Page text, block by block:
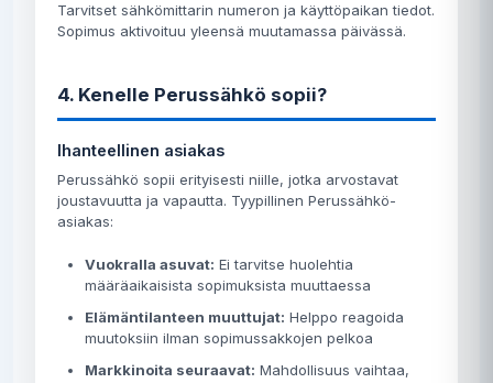
Tarvitset sähkömittarin numeron ja käyttöpaikan tiedot.
Sopimus aktivoituu yleensä muutamassa päivässä.
4. Kenelle Perussähkö sopii?
Ihanteellinen asiakas
Perussähkö sopii erityisesti niille, jotka arvostavat
joustavuutta ja vapautta. Tyypillinen Perussähkö-
asiakas:
Vuokralla asuvat: Ei tarvitse huolehtia
määräaikaisista sopimuksista muuttaessa
Elämäntilanteen muuttujat: Helppo reagoida
muutoksiin ilman sopimussakkojen pelkoa
Markkinoita seuraavat: Mahdollisuus vaihtaa,